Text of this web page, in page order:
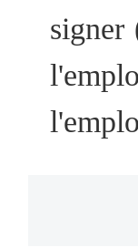
signer